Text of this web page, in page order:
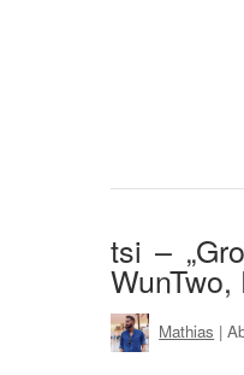
tsi –
Mathias |